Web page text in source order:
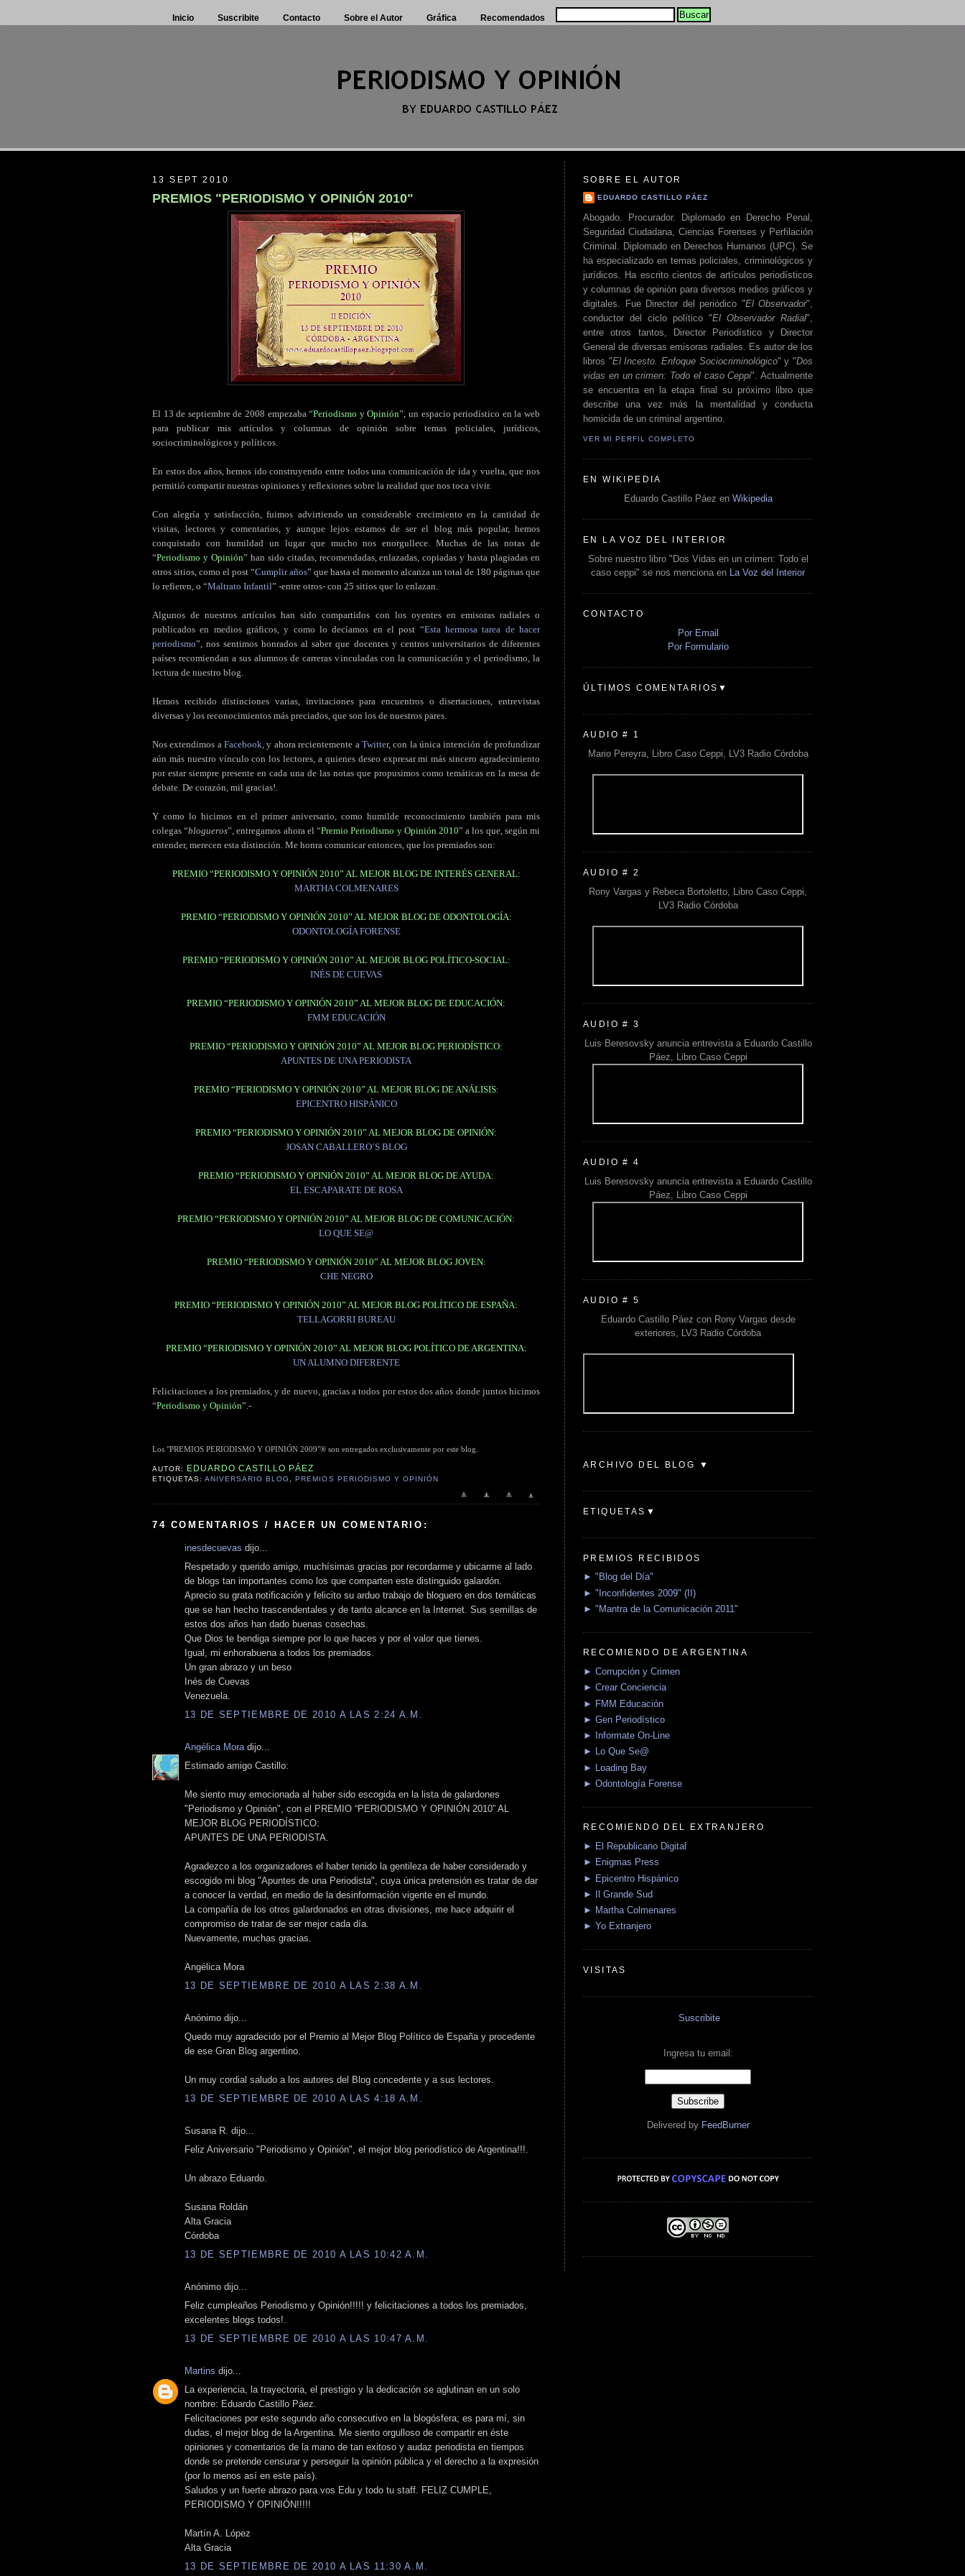
Inicio Suscribite Contacto Sobre el Autor Gráfica Recomendados
13 SEPT 2010
PREMIOS "PERIODISMO Y OPINIÓN 2010"
El 13 de septiembre de 2008 empezaba “Periodismo y Opinión”, un espacio periodístico en la web
para publicar mis artículos y columnas de opinión sobre temas policiales, jurídicos,
sociocriminológicos y políticos.
En estos dos años, hemos ido construyendo entre todos una comunicación de ida y vuelta, que nos
permitió compartir nuestras opiniones y reflexiones sobre la realidad que nos toca vivir.
Con alegría y satisfacción, fuimos advirtiendo un considerable crecimiento en la cantidad de
visitas, lectores y comentarios, y aunque lejos estamos de ser el blog más popular, hemos
conquistado con humildad un lugar que mucho nos enorgullece. Muchas de las notas de
“Periodismo y Opinión” han sido citadas, recomendadas, enlazadas, copiadas y hasta plagiadas en
otros sitios, como el post “Cumplir años” que hasta el momento alcanza un total de 180 páginas que
lo refieren, o “Maltrato Infantil” -entre otros- con 25 sitios que lo enlazan.
Algunos de nuestros artículos han sido compartidos con los oyentes en emisoras radiales o
publicados en medios gráficos, y como lo decíamos en el post “Esta hermosa tarea de hacer
periodismo”, nos sentimos honrados al saber que docentes y centros universitarios de diferentes
países recomiendan a sus alumnos de carreras vinculadas con la comunicación y el periodismo, la
lectura de nuestro blog.
Hemos recibido distinciones varias, invitaciones para encuentros o disertaciones, entrevistas
diversas y los reconocimientos más preciados, que son los de nuestros pares.
Nos extendimos a Facebook, y ahora recientemente a Twitter, con la única intención de profundizar
aún más nuestro vínculo con los lectores, a quienes deseo expresar mi más sincero agradecimiento
por estar siempre presente en cada una de las notas que propusimos como temáticas en la mesa de
debate. De corazón, mil gracias!.
Y como lo hicimos en el primer aniversario, como humilde reconocimiento también para mis
colegas “blogueros”, entregamos ahora el “Premio Periodismo y Opinión 2010” a los que, según mi
entender, merecen esta distinción. Me honra comunicar entonces, que los premiados son:
PREMIO “PERIODISMO Y OPINIÓN 2010” AL MEJOR BLOG DE INTERÉS GENERAL:
MARTHA COLMENARES
PREMIO “PERIODISMO Y OPINIÓN 2010” AL MEJOR BLOG DE ODONTOLOGÍA:
ODONTOLOGÍA FORENSE
PREMIO “PERIODISMO Y OPINIÓN 2010” AL MEJOR BLOG POLÍTICO-SOCIAL:
INÉS DE CUEVAS
PREMIO “PERIODISMO Y OPINIÓN 2010” AL MEJOR BLOG DE EDUCACIÓN:
FMM EDUCACIÓN
PREMIO “PERIODISMO Y OPINIÓN 2010” AL MEJOR BLOG PERIODÍSTICO:
APUNTES DE UNA PERIODISTA
PREMIO “PERIODISMO Y OPINIÓN 2010” AL MEJOR BLOG DE ANÁLISIS:
EPICENTRO HISPÁNICO
PREMIO “PERIODISMO Y OPINIÓN 2010” AL MEJOR BLOG DE OPINIÓN:
JOSAN CABALLERO´S BLOG
PREMIO “PERIODISMO Y OPINIÓN 2010” AL MEJOR BLOG DE AYUDA:
EL ESCAPARATE DE ROSA
PREMIO “PERIODISMO Y OPINIÓN 2010” AL MEJOR BLOG DE COMUNICACIÓN:
LO QUE SE@
PREMIO “PERIODISMO Y OPINIÓN 2010” AL MEJOR BLOG JOVEN:
CHE NEGRO
PREMIO “PERIODISMO Y OPINIÓN 2010” AL MEJOR BLOG POLÍTICO DE ESPAÑA:
TELLAGORRI BUREAU
PREMIO “PERIODISMO Y OPINIÓN 2010” AL MEJOR BLOG POLÍTICO DE ARGENTINA:
UN ALUMNO DIFERENTE
Felicitaciones a los premiados, y de nuevo, gracias a todos por estos dos años donde juntos hicimos
“Periodismo y Opinión”.-
Los "PREMIOS PERIODISMO Y OPINIÓN 2009"® son entregados exclusivamente por este blog.
AUTOR: EDUARDO CASTILLO PÁEZ
ETIQUETAS:ANIVERSARIO BLOG ,PREMIOS PERIODISMO Y OPINIÓN
74 COMENTARIOS / HACER UN COMENTARIO:
inesdecuevas dijo...
Respetado y querido amigo, muchísimas gracias por recordarme y ubicarme al lado
de blogs tan importantes como los que comparten este distinguido galardón.
Aprecio su grata notificación y felicito su arduo trabajo de bloguero en dos temáticas
que se han hecho trascendentales y de tanto alcance en la Internet. Sus semillas de
estos dos años han dado buenas cosechas.
Que Dios te bendiga siempre por lo que haces y por el valor que tienes.
Igual, mi enhorabuena a todos los premiados.
Un gran abrazo y un beso
Inés de Cuevas
Venezuela.
13 DE SEPTIEMBRE DE 2010 A LAS 2:24 A.M.
Angélica Mora dijo...
Estimado amigo Castillo:
Me siento muy emocionada al haber sido escogida en la lista de galardones
"Periodismo y Opinión", con el PREMIO “PERIODISMO Y OPINIÓN 2010” AL
MEJOR BLOG PERIODÍSTICO:
APUNTES DE UNA PERIODISTA.
Agradezco a los organizadores el haber tenido la gentileza de haber considerado y
escogido mi blog "Apuntes de una Periodista", cuya única pretensión es tratar de dar
a conocer la verdad, en medio de la desinformación vigente en el mundo.
La compañía de los otros galardonados en otras divisiones, me hace adquirir el
compromiso de tratar de ser mejor cada día.
Nuevamente, muchas gracias.
Angélica Mora
13 DE SEPTIEMBRE DE 2010 A LAS 2:38 A.M.
Anónimo dijo...
Quedo muy agradecido por el Premio al Mejor Blog Político de España y procedente
de ese Gran Blog argentino.
Un muy cordial saludo a los autores del Blog concedente y a sus lectores.
13 DE SEPTIEMBRE DE 2010 A LAS 4:18 A.M.
Susana R. dijo...
Feliz Aniversario "Periodismo y Opinión", el mejor blog periodístico de Argentina!!!.
Un abrazo Eduardo.
Susana Roldán
Alta Gracia
Córdoba
13 DE SEPTIEMBRE DE 2010 A LAS 10:42 A.M.
Anónimo dijo...
Feliz cumpleaños Periodismo y Opinión!!!!! y felicitaciones a todos los premiados,
excelentes blogs todos!.
13 DE SEPTIEMBRE DE 2010 A LAS 10:47 A.M.
Martins dijo...
La experiencia, la trayectoria, el prestigio y la dedicación se aglutinan en un solo
nombre: Eduardo Castillo Páez.
Felicitaciones por este segundo año consecutivo en la blogósfera; es para mí, sin
dudas, el mejor blog de la Argentina. Me siento orgulloso de compartir en éste
opiniones y comentarios de la mano de tan exitoso y audaz periodista en tiempos
donde se pretende censurar y perseguir la opinión pública y el derecho a la expresión
(por lo menos así en este país).
Saludos y un fuerte abrazo para vos Edu y todo tu staff. FELIZ CUMPLE,
PERIODISMO Y OPINIÓN!!!!!
Martín A. López
Alta Gracia
13 DE SEPTIEMBRE DE 2010 A LAS 11:30 A.M.
SOBRE EL AUTOR
EDUARDO CASTILLO PÁEZ
Abogado. Procurador. Diplomado en Derecho Penal,
Seguridad Ciudadana, Ciencias Forenses y Perfilación
Criminal. Diplomado en Derechos Humanos (UPC). Se
ha especializado en temas policiales, criminológicos y
jurídicos. Ha escrito cientos de artículos periodísticos
y columnas de opinión para diversos medios gráficos y
digitales. Fue Director del periódico "El Observador",
conductor del ciclo político "El Observador Radial",
entre otros tantos, Director Periodístico y Director
General de diversas emisoras radiales. Es autor de los
libros "El Incesto. Enfoque Sociocriminológico" y "Dos
vidas en un crimen: Todo el caso Ceppi". Actualmente
se encuentra en la etapa final su próximo libro que
describe una vez más la mentalidad y conducta
homicida de un criminal argentino.
VER MI PERFIL COMPLETO
EN WIKIPEDIA
Eduardo Castillo Páez en Wikipedia
EN LA VOZ DEL INTERIOR
Sobre nuestro libro "Dos Vidas en un crimen: Todo el
caso ceppi" se nos menciona en
La Voz del Interior
CONTACTO
Por Email
Por Formulario
ÚLTIMOS COMENTARIOS▼
AUDIO # 1
Mario Pereyra, Libro Caso Ceppi, LV3 Radio Córdoba
AUDIO # 2
Rony Vargas y Rebeca Bortoletto, Libro Caso Ceppi,
LV3 Radio Córdoba
AUDIO # 3
Luis Beresovsky anuncia entrevista a Eduardo Castillo
Páez, Libro Caso Ceppi
AUDIO # 4
Luis Beresovsky anuncia entrevista a Eduardo Castillo
Páez, Libro Caso Ceppi
AUDIO # 5
Eduardo Castillo Páez con Rony Vargas desde
exteriores, LV3 Radio Córdoba
ARCHIVO DEL BLOG ▼
ETIQUETAS▼
PREMIOS RECIBIDOS
► "Blog del Día"
► "Inconfidentes 2009" (II)
► "Mantra de la Comunicación 2011"
RECOMIENDO DE ARGENTINA
► Corrupción y Crimen
► Crear Conciencia
► FMM Educación
► Gen Periodístico
► Informate On-Line
► Lo Que Se@
► Loading Bay
► Odontología Forense
RECOMIENDO DEL EXTRANJERO
► El Republicano Digital
► Enigmas Press
► Epicentro Hispánico
► Il Grande Sud
► Martha Colmenares
► Yo Extranjero
VISITAS
Suscribite
Ingresa tu email:
Delivered by FeedBurner